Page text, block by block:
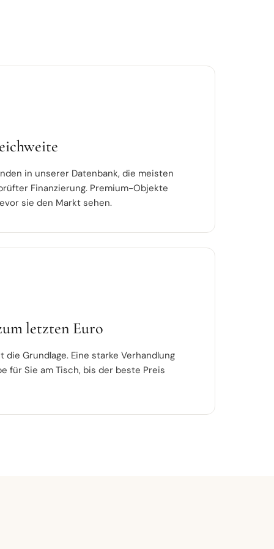
in unserer Datenbank, die meisten
Finanzierung. Premium-Objekte
sie den Markt sehen.
letzten Euro
die Grundlage. Eine starke Verhandlung
für Sie am Tisch, bis der beste Preis